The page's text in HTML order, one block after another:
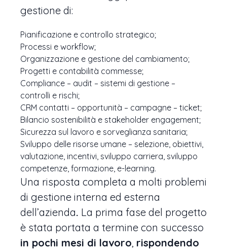
gestione di:
Pianificazione e controllo strategico;
Processi e workflow;
Organizzazione e gestione del cambiamento;
Progetti e contabilità commesse;
Compliance – audit – sistemi di gestione –
controlli e rischi;
CRM contatti – opportunità – campagne – ticket;
Bilancio sostenibilità e stakeholder engagement;
Sicurezza sul lavoro e sorveglianza sanitaria;
Sviluppo delle risorse umane – selezione, obiettivi,
valutazione, incentivi, sviluppo carriera, sviluppo
competenze, formazione, e-learning.
Una risposta completa a molti problemi
di gestione interna ed esterna
dell’azienda. La prima fase del progetto
è stata portata a termine con successo
in pochi mesi di lavoro, rispondendo